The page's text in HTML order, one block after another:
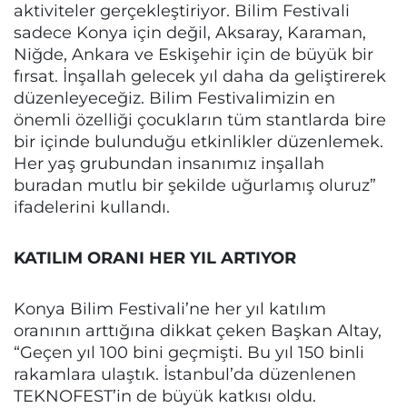
aktiviteler gerçekleştiriyor. Bilim Festivali
sadece Konya için değil, Aksaray, Karaman,
Niğde, Ankara ve Eskişehir için de büyük bir
fırsat. İnşallah gelecek yıl daha da geliştirerek
düzenleyeceğiz. Bilim Festivalimizin en
önemli özelliği çocukların tüm stantlarda bire
bir içinde bulunduğu etkinlikler düzenlemek.
Her yaş grubundan insanımız inşallah
buradan mutlu bir şekilde uğurlamış oluruz”
ifadelerini kullandı.
KATILIM ORANI HER YIL ARTIYOR
Konya Bilim Festivali’ne her yıl katılım
oranının arttığına dikkat çeken Başkan Altay,
“Geçen yıl 100 bini geçmişti. Bu yıl 150 binli
rakamlara ulaştık. İstanbul’da düzenlenen
TEKNOFEST’in de büyük katkısı oldu.